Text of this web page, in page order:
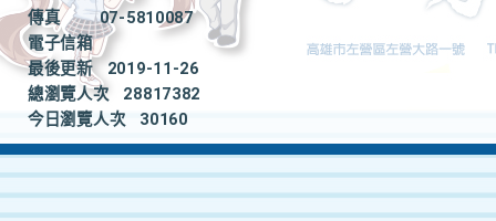
傳真
07-5810087
電子信箱
最後更新
2019-11-26
總瀏覽人次
28817382
今日瀏覽人次
30160